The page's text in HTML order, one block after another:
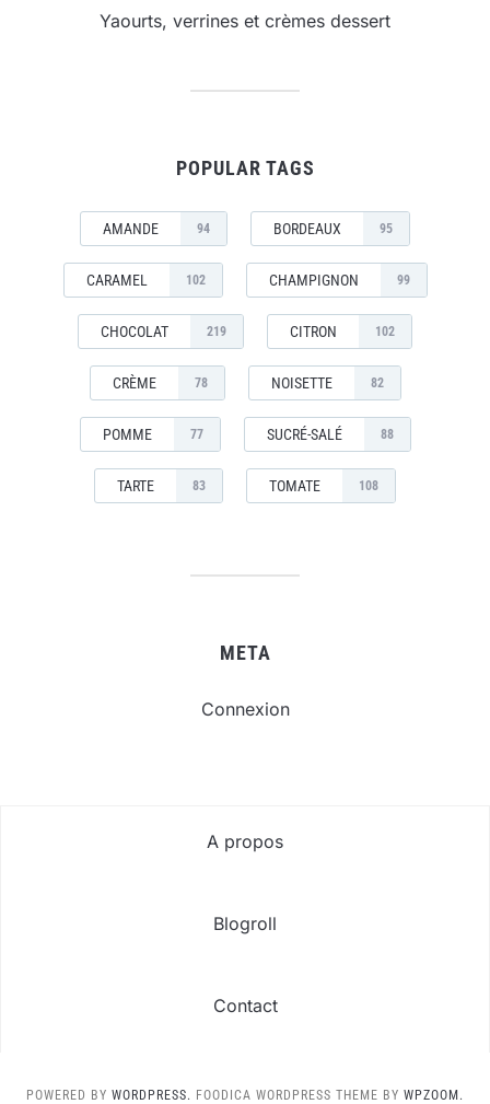
Yaourts, verrines et crèmes dessert
POPULAR TAGS
AMANDE 94 BORDEAUX 95
CARAMEL 102 CHAMPIGNON 99
CHOCOLAT 219 CITRON 102
CRÈME 78 NOISETTE 82
POMME 77 SUCRÉ-SALÉ 88
TARTE 83 TOMATE 108
META
Connexion
A propos
Blogroll
Contact
POWERED BY WORDPRESS. FOODICA WORDPRESS THEME BY WPZOOM.